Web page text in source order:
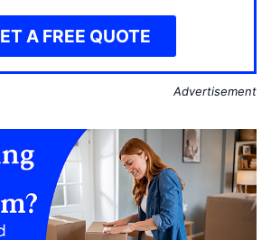
A FREE QUOTE
Advertisement